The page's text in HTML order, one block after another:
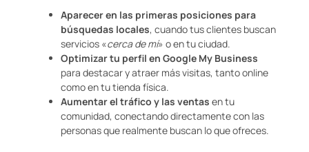
Aparecer en las primeras posiciones para
búsquedas locales, cuando tus clientes buscan
servicios «cerca de mí» o en tu ciudad.
Optimizar tu perfil en Google My Business
para destacar y atraer más visitas, tanto online
como en tu tienda física.
Aumentar el tráfico y las ventas en tu
comunidad, conectando directamente con las
personas que realmente buscan lo que ofreces.